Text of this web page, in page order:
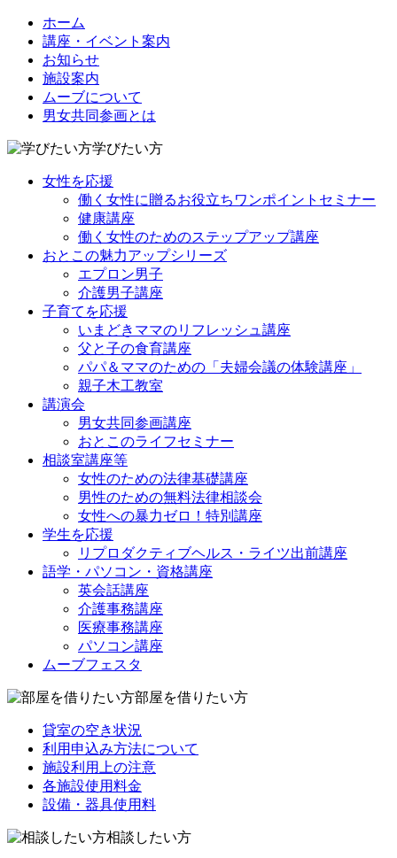
ホーム
講座・イベント案内
お知らせ
施設案内
ムーブについて
男女共同参画とは
学びたい方
女性を応援
働く女性に贈るお役立ちワンポイントセミナー
健康講座
働く女性のためのステップアップ講座
おとこの魅力アップシリーズ
エプロン男子
介護男子講座
子育てを応援
いまどきママのリフレッシュ講座
父と子の食育講座
パパ＆ママのための「夫婦会議の体験講座」
親子木工教室
講演会
男女共同参画講座
おとこのライフセミナー
相談室講座等
女性のための法律基礎講座
男性のための無料法律相談会
女性への暴力ゼロ！特別講座
学生を応援
リプロダクティブヘルス・ライツ出前講座
語学・パソコン・資格講座
英会話講座
介護事務講座
医療事務講座
パソコン講座
ムーブフェスタ
部屋を借りたい方
貸室の空き状況
利用申込み方法について
施設利用上の注意
各施設使用料金
設備・器具使用料
相談したい方